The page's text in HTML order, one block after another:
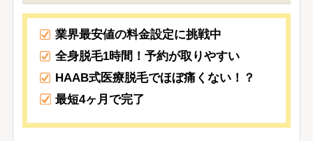
業界最安値の料金設定に挑戦中
全身脱毛1時間！予約が取りやすい
HAAB式医療脱毛でほぼ痛くない！？
最短4ヶ月で完了